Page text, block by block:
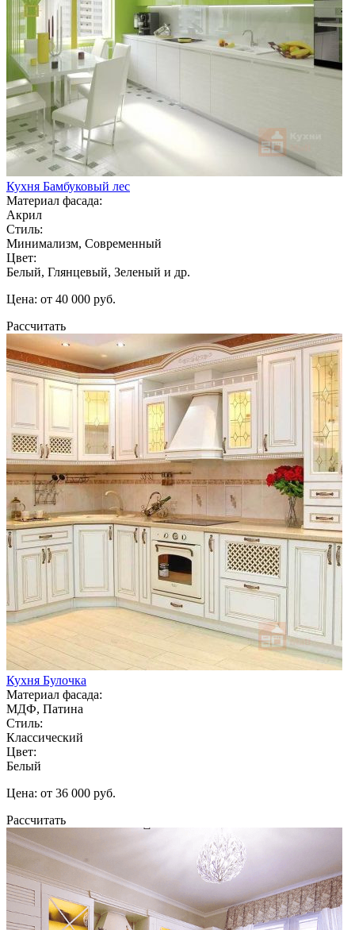
Кухня Бамбуковый лес
Материал фасада:
Акрил
Стиль:
Минимализм, Современный
Цвет:
Белый, Глянцевый, Зеленый и др.
Цена: от 40 000 руб.
Рассчитать
Кухня Булочка
Материал фасада:
МДФ, Патина
Стиль:
Классический
Цвет:
Белый
Цена: от 36 000 руб.
Рассчитать